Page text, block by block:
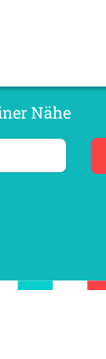
Nähe